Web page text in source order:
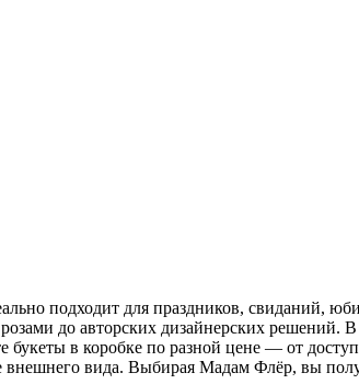
подходит для праздников, свиданий,
до авторских дизайнерских решений. В
в коробке по разной цене — от
внешнего вида. Выбирая Мадам Флёр, вы